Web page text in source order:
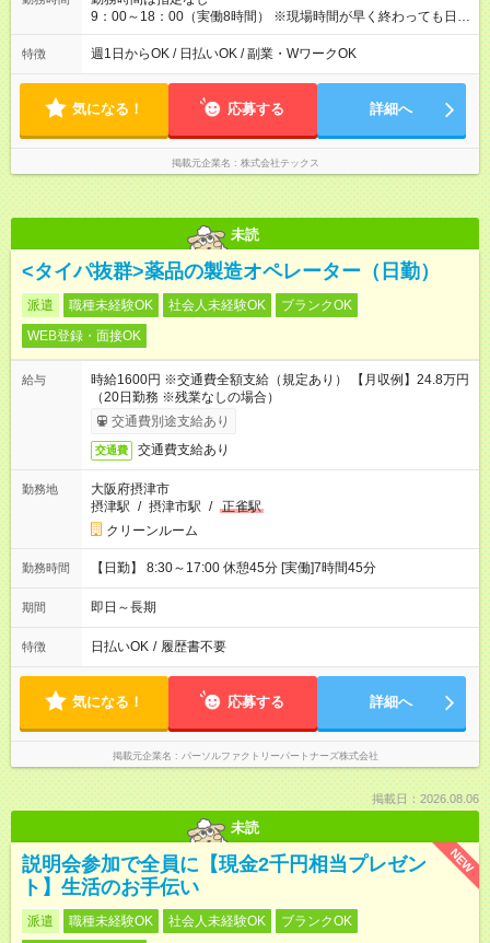
9：00～18：00（実働8時間） ※現場時間が早く終わっても日当
保証します。 ※残業はほとんどありませんが、現場によっては
発生することがあります。
特徴 週1日からOK / 日払いOK / 副業・WワークOK
気になる！ 応募する 詳細へ
掲載元企業名 株式会社テックス
未読
<タイパ抜群>薬品の製造オペレーター（日勤）
派遣 職種未経験OK 社会人未経験OK
ブランクOK
WEB登録・面接OK
給与
時給1600円 ※交通費全額支給（規定あり） 【月収例】24.8万円
（20日勤務 ※残業なしの場合）
交通費別途支給あり
交通費 交通費支給あり
勤務地
大阪府摂津市
摂津駅 / 摂津市駅 / 正雀駅
クリーンルーム
勤務時間 【日勤】 8:30～17:00 休憩45分 [実働]7時間45分
期間 即日～長期
特徴 日払いOK / 履歴書不要
気になる！ 応募する 詳細へ
掲載元企業名 パーソルファクトリーパートナーズ株式会社
掲載日：2026.08.06
未読
NEW
説明会参加で全員に【現金2千円相当プレゼン
ト】生活のお手伝い
派遣 職種未経験OK 社会人未経験OK
ブランクOK